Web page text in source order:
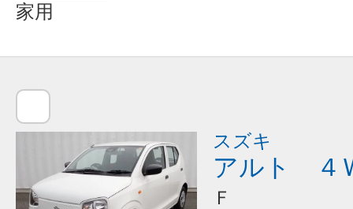
家用
スズキ
アルト ４
Ｆ